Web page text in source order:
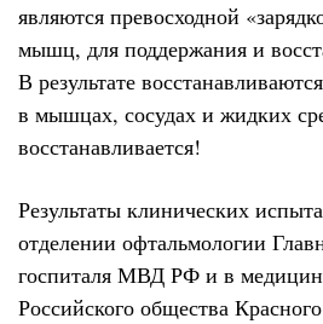
являются превосходной
мышц, для поддержания и
В результате
в мышцах, сосудах и жидких
восстанавливается!
Результаты клинических
отделении офтальмологии
госпиталя МВД РФ и в
Российского общества